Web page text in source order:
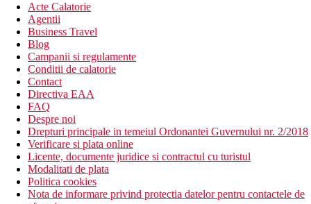
Acte Calatorie
Agentii
Business Travel
Blog
Campanii si regulamente
Conditii de calatorie
Contact
Directiva EAA
FAQ
Despre noi
Drepturi principale in temeiul Ordonantei Guvernului nr. 2/2018
Verificare si plata online
Licente, documente juridice si contractul cu turistul
Modalitati de plata
Politica cookies
Nota de informare privind protectia datelor pentru contactele de